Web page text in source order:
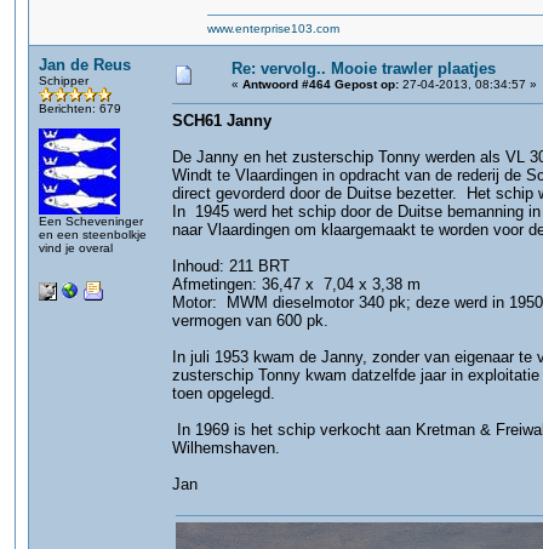
www.enterprise103.com
Jan de Reus
Schipper
Berichten: 679
Een Scheveninger
en een steenbolkje
vind je overal
Re: vervolg.. Mooie trawler plaatjes
« Antwoord #464 Gepost op: 27-04-2013, 08:34:57 »
SCH61 Janny
De Janny en het zusterschip Tonny werden als VL
Windt te Vlaardingen in opdracht van de rederij de
direct gevorderd door de Duitse bezetter. Het schip
In 1945 werd het schip door de Duitse bemanning
naar Vlaardingen om klaargemaakt te worden voor
Inhoud: 211 BRT
Afmetingen: 36,47 x 7,04 x 3,38 m
Motor: MWM dieselmotor 340 pk; deze werd in
vermogen van 600 pk.
In juli 1953 kwam de Janny, zonder van eigenaar
zusterschip Tonny kwam datzelfde jaar in
toen opgelegd.
In 1969 is het schip verkocht aan Kretman &
Wilhemshaven.
Jan